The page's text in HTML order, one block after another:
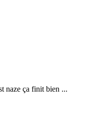
naze ça finit bien ...